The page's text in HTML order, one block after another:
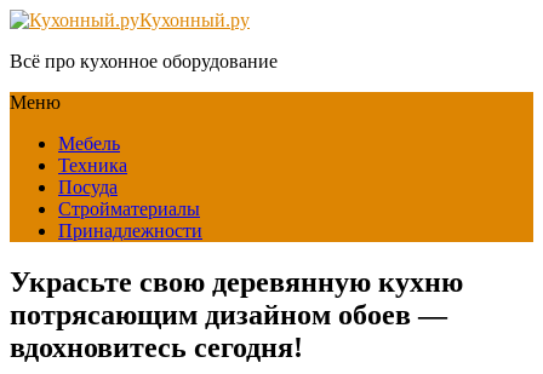
Кухонный.ру
Всё про кухонное оборудование
Меню
Мебель
Техника
Посуда
Стройматериалы
Принадлежности
Украсьте свою деревянную кухню
потрясающим дизайном обоев —
вдохновитесь сегодня!